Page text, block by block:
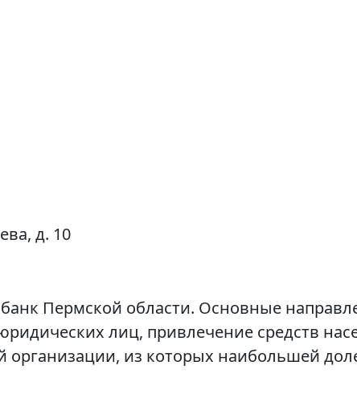
д. 10
Пермской области. Основные
лиц, привлечение средств
из которых наибольшей